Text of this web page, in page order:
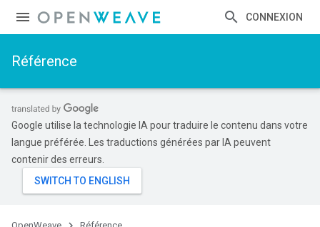
CONNEXION
Référence
Google utilise la technologie IA pour traduire le contenu dans votre
langue préférée. Les traductions générées par IA peuvent
contenir des erreurs.